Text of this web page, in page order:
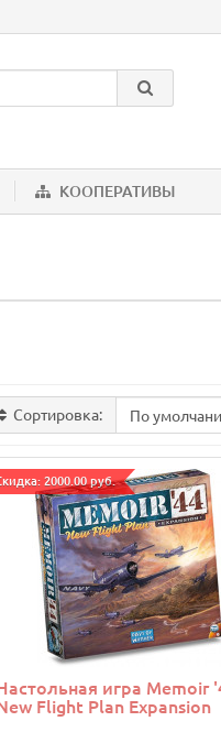
КООПЕРАТИВЫ
Сортировка:
2000.00 руб.
игра Memoir
Flight Plan Expansion